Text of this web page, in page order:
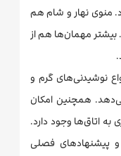
سرو می‌شود. منوی نهار و شام هم
مهمان‌ها هم از
است و انواع نوشیدنی‌های گرم و
همچنین امکان
اتاق‌ها وجود دارد.
و پیشنهادهای فصلی